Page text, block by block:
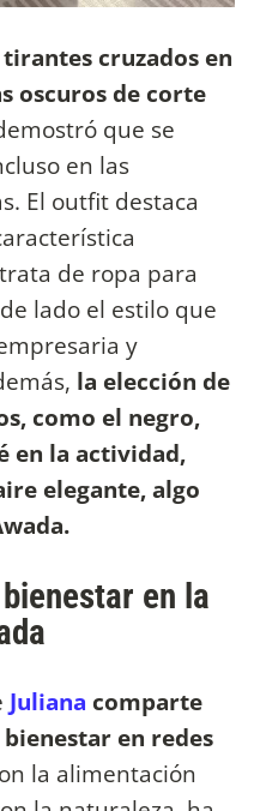
tirantes cruzados en
oscuros de corte
que se
en las
El outfit destaca
de ropa para
lado el estilo que
y
la elección de
como el negro,
en la actividad,
elegante, algo
en la
Juliana comparte
en redes
la alimentación